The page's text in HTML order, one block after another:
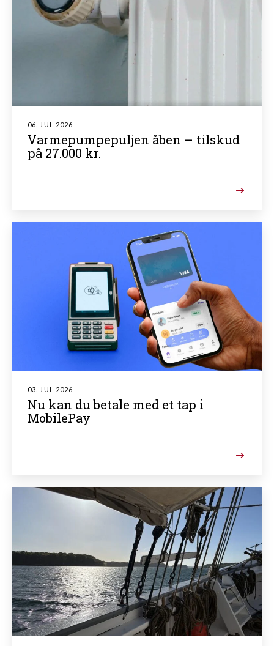
06. JUL 2026
Varmepumpepuljen åben – tilskud
på 27.000 kr.
03. JUL 2026
Nu kan du betale med et tap i
MobilePay